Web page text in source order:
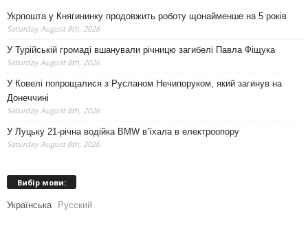
Укрпошта у Княгининку продовжить роботу щонайменше на 5 років
Saturday August 8th, 2026
У Турійській громаді вшанували річницю загибелі Павла Фіщука
Saturday August 8th, 2026
У Ковелі попрощалися з Русланом Нечипоруком, який загинув на
Донеччині
Saturday August 8th, 2026
У Луцьку 21-річна водійка BMW в’їхала в електроопору
Saturday August 8th, 2026
Вибір мови:
Українська Русский